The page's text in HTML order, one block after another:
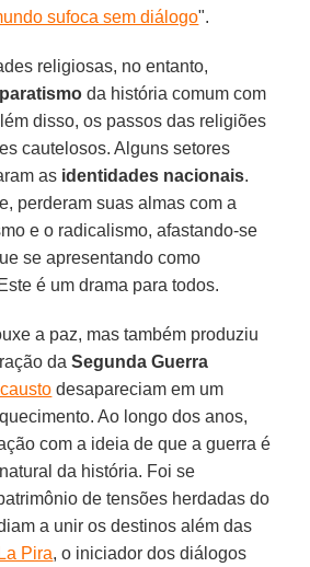
sufoca sem diálogo".
religiosas, no entanto,
da história comum com
disso, os passos das religiões
cautelosos. Alguns setores
as identidades nacionais.
perderam suas almas com a
e o radicalismo, afastando-se
se apresentando como
é um drama para todos.
a paz, mas também produziu
daSegunda Guerra
desapareciam em um
Ao longo dos anos,
com a ideia de que a guerra é
da história. Foi se
de tensões herdadas do
a unir os destinos além das
Pira, o iniciador dos diálogos